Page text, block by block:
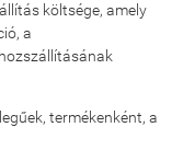
költsége, amely
a
termékenként, a